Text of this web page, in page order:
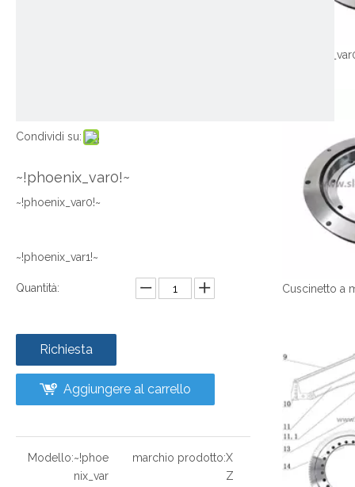
Condividi su:
~!phoenix_var0!~
~!phoenix_var0!~
~!phoenix_var1!~
Quantità:
Richiesta
Aggiungere al carrello
Modello:~!phoe
nix_var
marchio prodotto:X
Z